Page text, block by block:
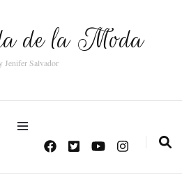
de la Moda
Jenifer Salvador